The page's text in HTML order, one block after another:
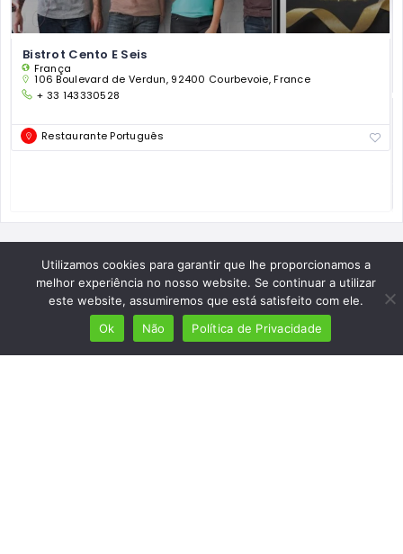
Bistrot Cento E Seis
França
106 Boulevard de Verdun, 92400 Courbevoie, France
+ 33 143330528
Restaurante Português
Utilizamos cookies para garantir que lhe proporcionamos a
melhor experiência no nosso website. Se continuar a utilizar
este website, assumiremos que está satisfeito com ele.
Ok
Não Política de Privacidade